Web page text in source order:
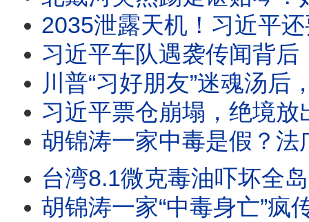
2035泄露天机！习近平还要干九年？医疗承诺烂尾
习近平车队遇袭传闻背后：军委名单一夜消失，习近平落入权
川普“习好朋友”迷魂汤后，美军2026西太SQUAD四方合围，中共围台战略已成泡影； 美海岸巡
习近平票仓崩塌，绝境放出胡死讯；温家宝率元老反
胡锦涛一家中毒是假？法广辟谣突遭404！习迎“汪东兴时刻”？爆蔡奇将交中办大权！河
台湾8.1微克毒油吓坏全岛，中共一看：这在中国算优质油！胡
胡锦涛一家“中毒身亡”疯传！五中全会十月召开：习近平在台上被